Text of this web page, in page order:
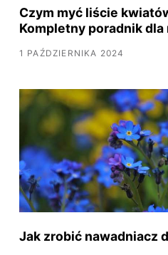
Czym myć liście
Kompletny poradnik dla
1 PAŹDZIERNIKA 2024
Jak zrobić nawadniacz